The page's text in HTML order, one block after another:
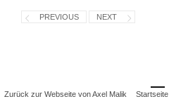
PREVIOUS NEXT
Zurück zur Webseite von Axel Malik Startseite